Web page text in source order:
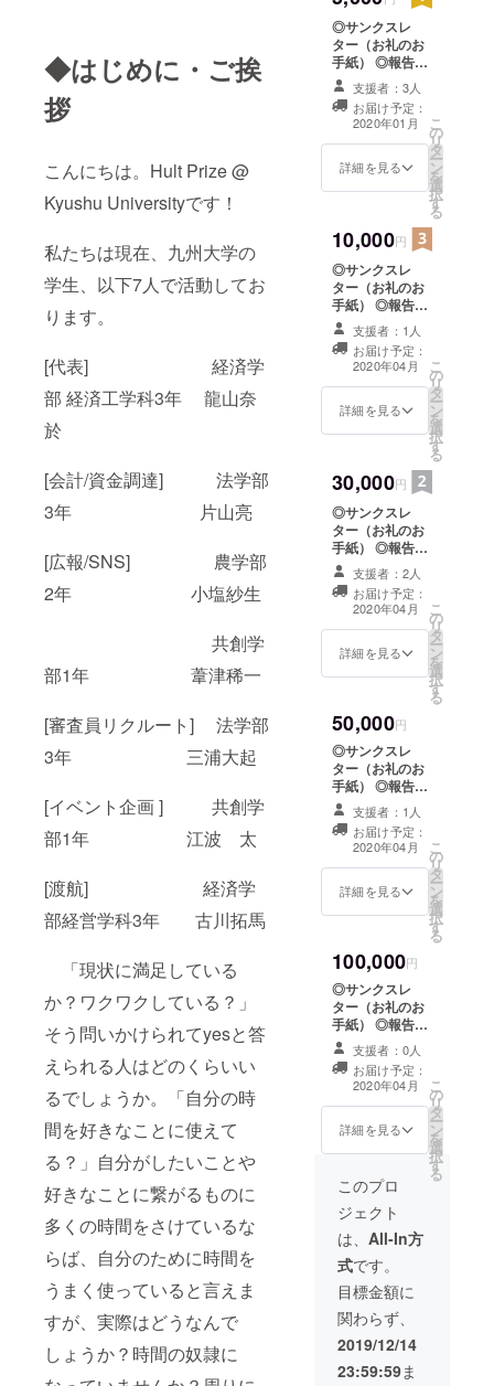
◆はじめに・ご挨
拶
こんにちは。Hult Prize @
Kyushu Universityです！
私たちは現在、九州大学の
学生、以下7人で活動してお
ります。
[代表] 経済学
部 経済工学科3年 龍山奈
於
[会計/資金調達] 法学部
3年 片山亮
[広報/SNS] 農学部
2年 小塩紗生
共創学
部1年 葦津稀一
[審査員リクルート] 法学部
3年 三浦大起
[イベント企画 ] 共創学
部1年 江波 太
[渡航] 経済学
部経営学科3年 古川拓馬
「現状に満足している
か？ワクワクしている？」
そう問いかけられてyesと答
えられる人はどのくらいい
るでしょうか。「自分の時
間を好きなことに使えて
る？」自分がしたいことや
好きなことに繋がるものに
多くの時間をさけているな
らば、自分のために時間を
うまく使っていると言えま
すが、実際はどうなんで
しょうか？時間の奴隷に
◎サンクスレ
ター（お礼のお
手紙） ◎報告書
PDFでA4１枚分
を予定しており
ます。 お礼のお
手紙と、活動の
報告書をお送り
いたします。
支援者：3人
お届け予定：
2020年01月
詳細を見る
こ
の
リ
タ
ー
ン
を
選
択
す
る
10,000円
◎サンクスレ
ター（お礼のお
手紙） ◎報告
書 PDFでA4１
枚分を予定して
おります。 ◎マ
ガジン（定期活
動報告書）
PDF（ページ数
学学内大会(本大
会） 配布パンフ
レットにお名前
を掲載 お礼のお
手紙、活動の報
告書の送付に加
えて、Hult Prize
@ Kyushu
Universityの活
期マガジンを１
年間お送りいた
ご支援いただい
た方は、九州大
学学内大会で来
場者に配布する
パンフレット
に、活動への支
援者としてお名
前を掲載いたし
ます。 ※支援
時、必ず備考欄
にご希望のお名
前をご記入くだ
い場合は
CAMPFIREの
ユーザー名を掲
載いたします。
ご了承くださ
い。
支援者：1人
お届け予定：
2020年04月
詳細を見る
こ
の
リ
タ
ー
ン
を
選
択
す
る
30,000円
◎サンクスレ
ター（お礼のお
手紙） ◎報告
書 PDFでA4１
枚分を予定して
おります。 ◎マ
ガジン（定期活
動報告書）
PDF（ページ数
学学内大会 （本
大会） 配布パン
フレットにお名
前を掲載 ◎Hult
Prize @ Kyushu
University T
シャツ Hult
Prize @ Kyushu
Universityのオ
リジナルTシャツ
をお送りいたし
ます。 また、お
動の報告書、定
期マガジン（1年
間）の送付、12
月7日までにご支
援いただいた方
は、九州大学学
内大会パンフ
レットへお名前
の掲載をいたし
ます。 ※支援
時、必ず備考欄
さい。 記入のな
い場合は
CAMPFIREの
ユーザー名を掲
載いたします。
ご了承くださ
い。
支援者：2人
お届け予定：
2020年04月
詳細を見る
こ
の
リ
タ
ー
ン
を
選
択
す
る
50,000円
◎サンクスレ
ター（お礼のお
手紙） ◎報告
書 PDFでA4１
枚分を予定して
おります。 ◎マ
ガジン（定期活
動報告書）
PDF（ページ数
学学内大会（本
大会）配布パン
フレットにお名
前を掲載 ◎Hult
Prize @ Kyushu
University T
シャツ ◎イベン
ト招待（来年４
月頃を予定、場
所は福岡近郊を
予定していま
す。） Hult
Prize @ Kyushu
Universityでは
ソーシャルビジ
ネスやSDGｓ、
などさまざまな
イベントを定期
的に開催してお
り、そのイベン
トにご招待いた
します。 また、
お礼のお手紙、
活動の報告書、
支援者：1人
お届け予定：
2020年04月
詳細を見る
こ
の
リ
タ
ー
ン
を
選
択
す
る
100,000円
◎サンクスレ
ター（お礼のお
手紙） ◎報告
書 PDFでA4１
枚分を予定して
おります。 ◎マ
ガジン（定期活
動報告書）
PDF（ページ数
ます。 ◎九州大
学学内大会（本
大会） 配布パン
フレットにお名
前を掲載 ◎Hult
Prize @ Kyushu
University T
シャツ ◎イベン
トご招待 （来
年４月頃を予
近郊を予定して
支援者：0人
お届け予定：
2020年04月
詳細を見る
こ
の
リ
タ
ー
ン
を
選
択
す
る
このプロ
ジェクト
は、 All-In方
式です。
目標金額に
関わらず、
2019/12/14
23:59:59ま